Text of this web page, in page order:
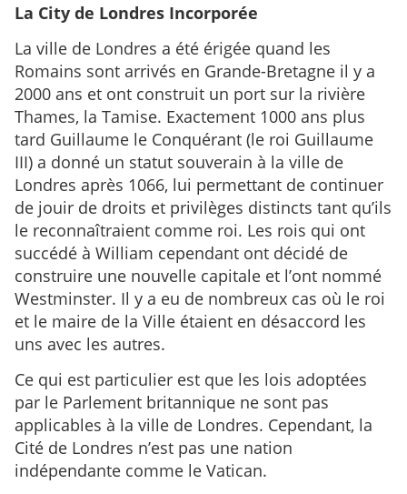
La City de Londres Incorporée
La ville de Londres a été érigée quand les
Romains sont arrivés en Grande-Bretagne il y a
2000 ans et ont construit un port sur la rivière
Thames, la Tamise. Exactement 1000 ans plus
tard Guillaume le Conquérant (le roi Guillaume
III) a donné un statut souverain à la ville de
Londres après 1066, lui permettant de continuer
de jouir de droits et privilèges distincts tant qu’ils
le reconnaîtraient comme roi. Les rois qui ont
succédé à William cependant ont décidé de
construire une nouvelle capitale et l’ont nommé
Westminster. Il y a eu de nombreux cas où le roi
et le maire de la Ville étaient en désaccord les
uns avec les autres.
Ce qui est particulier est que les lois adoptées
par le Parlement britannique ne sont pas
applicables à la ville de Londres. Cependant, la
Cité de Londres n’est pas une nation
indépendante comme le Vatican.